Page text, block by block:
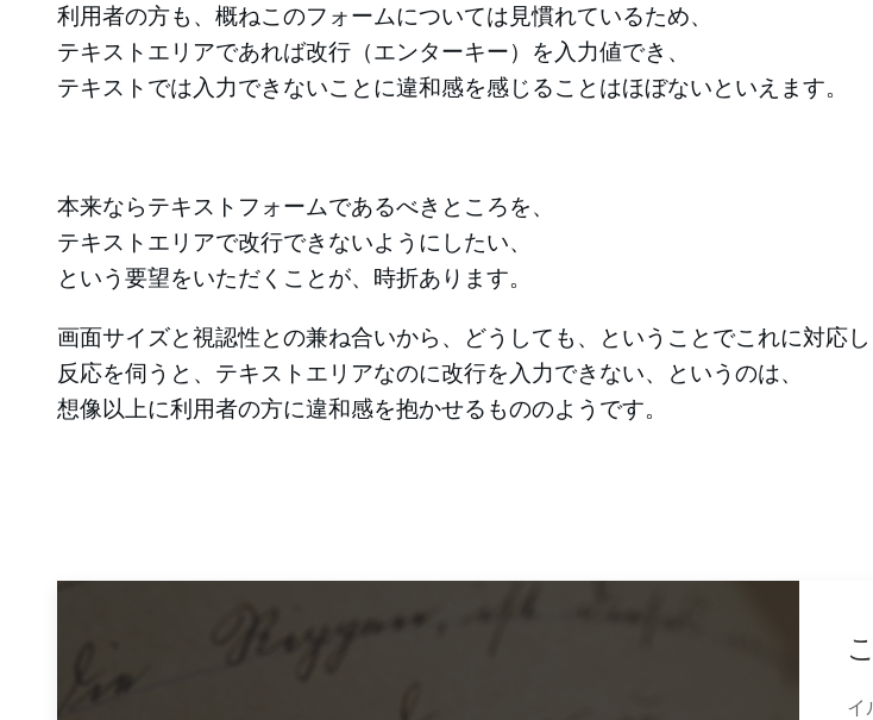
利用者の方も、概ねこのフォームについては見慣れているため、
テキストエリアであれば改行（エンターキー）を入力値でき、
テキストでは入力できないことに違和感を感じることはほぼないといえます。
本来ならテキストフォームであるべきところを、
テキストエリアで改行できないようにしたい、
という要望をいただくことが、時折あります。
画面サイズと視認性との兼ね合いから、どうしても、ということでこれに対応し
反応を伺うと、テキストエリアなのに改行を入力できない、というのは、
想像以上に利用者の方に違和感を抱かせるもののようです。
イ